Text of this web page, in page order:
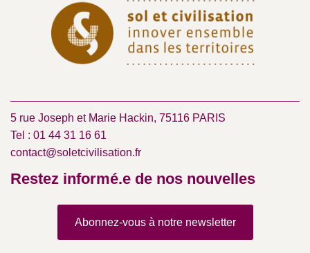
5 rue Joseph et Marie Hackin, 75116 PARIS
Tel : 01 44 31 16 61
contact@soletcivilisation.fr
Restez informé.e de nos nouvelles
Abonnez-vous à notre newsletter